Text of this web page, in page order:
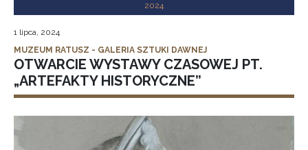
2024
1 lipca, 2024
MUZEUM RATUSZ - GALERIA SZTUKI DAWNEJ
OTWARCIE WYSTAWY CZASOWEJ PT.
„ARTEFAKTY HISTORYCZNE”